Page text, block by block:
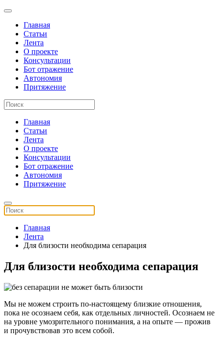
Главная
Статьи
Лента
О проекте
Консультации
Бот отражение
Автономия
Притяжение
Главная
Статьи
Лента
О проекте
Консультации
Бот отражение
Автономия
Притяжение
Главная
Лента
Для близости необходима сепарация
Для близости необходима сепарация
Мы не можем строить по-настоящему близкие отношения,
пока не осознаем себя, как отдельных личностей. Осознаем не
на уровне умозрительного понимания, а на опыте — прожив
и прочувствовав это всем собой.